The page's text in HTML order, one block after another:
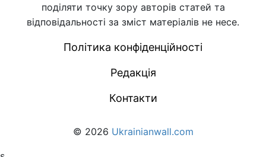
поділяти точку зору авторів статей та
відповідальності за зміст матеріалів не несе.
Політика конфіденційності
Редакція
Контакти
© 2026 Ukrainianwall.com